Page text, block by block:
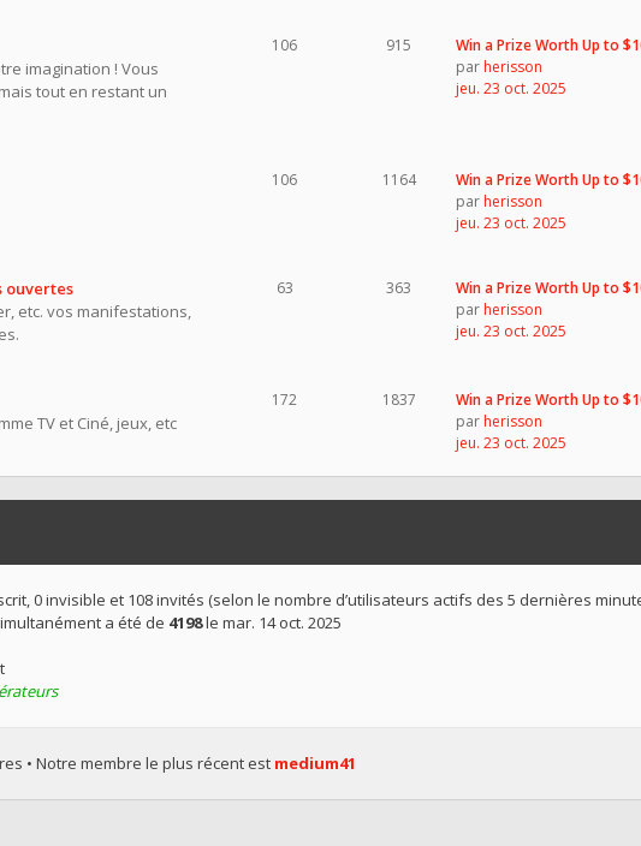
imagination ! Vous
tout en restant un
106 915
Win a Prize Worth Up to
par herisson
jeu. 23 oct. 2025
106 1164
Win a Prize Worth Up to
par herisson
jeu. 23 oct. 2025
ouvertes
etc. vos manifestations,
63 363
Win a Prize Worth Up to
par herisson
jeu. 23 oct. 2025
TV et Ciné, jeux, etc
172 1837
Win a Prize Worth Up to
par herisson
jeu. 23 oct. 2025
0 invisible et 108 invités (selon le nombre d’utilisateurs actifs des 5 dernières
a été de 4198le mar. 14 oct. 2025
• Notre membre le plus récent est medium41